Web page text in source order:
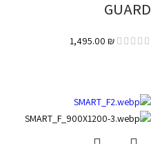
GUARD
1,495.00 ₪